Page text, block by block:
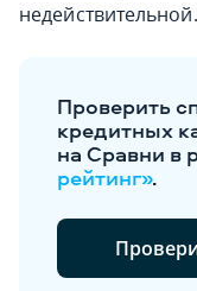
недействительной.
Проверить
кредитных
на Сравни в
рейтинг».